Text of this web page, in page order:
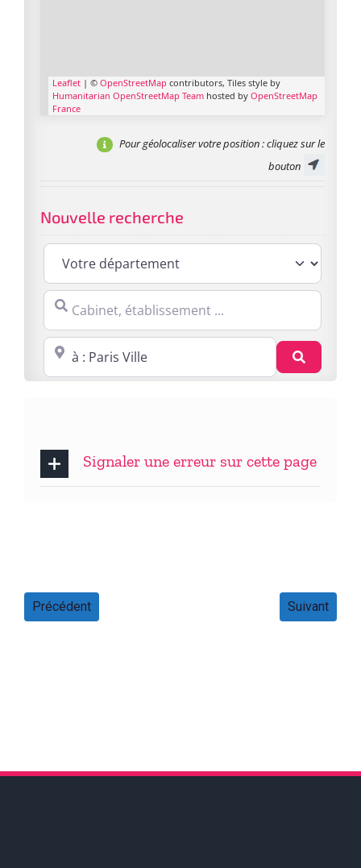
Leaflet | © OpenStreetMap contributors, Tiles style by
Humanitarian OpenStreetMap Team hosted by OpenStreetMap
France
Pour géolocaliser votre position: cliquez sur le
bouton
Nouvelle recherche
Cabinet, établissement ...
Proche de : ville, cp, lieu ...
Signaler une erreur sur cette page
Précédent Suivant